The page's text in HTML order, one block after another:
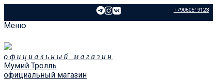
+79060519123
Меню
официальный магазин
Мумий Тролль
официальный магазин